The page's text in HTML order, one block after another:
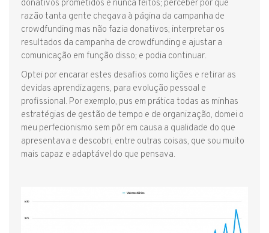
donativos prometidos e nunca feitos; perceber por que
razão tanta gente chegava à página da campanha de
crowdfunding mas não fazia donativos; interpretar os
resultados da campanha de crowdfunding e ajustar a
comunicação em função disso; e podia continuar.
Optei por encarar estes desafios como lições e retirar as
devidas aprendizagens, para evolução pessoal e
profissional. Por exemplo, pus em prática todas as minhas
estratégias de gestão de tempo e de organização, domei o
meu perfecionismo sem pôr em causa a qualidade do que
apresentava e descobri, entre outras coisas, que sou muito
mais capaz e adaptável do que pensava.